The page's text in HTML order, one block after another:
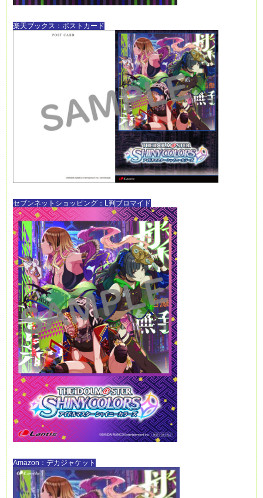
楽天ブックス：ポストカード
セブンネットショッピング：L判ブロマイド
Amazon：デカジャケット